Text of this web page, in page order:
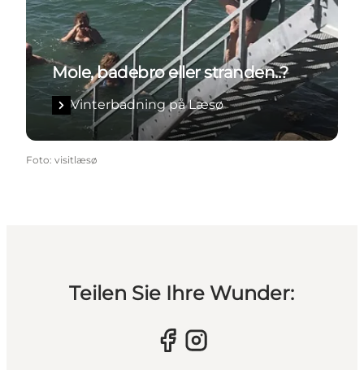
Mole, badebro eller stranden..?
Vinterbadning på Læsø
Foto: visitlæsø
Teilen Sie Ihre Wunder: